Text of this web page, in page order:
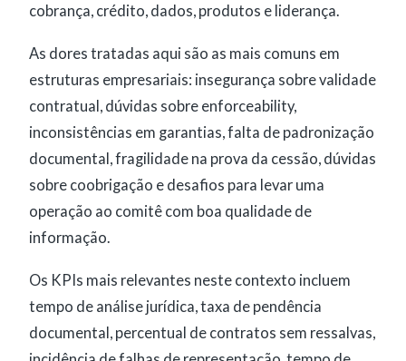
cobrança, crédito, dados, produtos e liderança.
As dores tratadas aqui são as mais comuns em
estruturas empresariais: insegurança sobre validade
contratual, dúvidas sobre enforceability,
inconsistências em garantias, falta de padronização
documental, fragilidade na prova da cessão, dúvidas
sobre coobrigação e desafios para levar uma
operação ao comitê com boa qualidade de
informação.
Os KPIs mais relevantes neste contexto incluem
tempo de análise jurídica, taxa de pendência
documental, percentual de contratos sem ressalvas,